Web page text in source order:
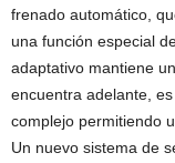
frenado automático,
una función especial
adaptativo mantiene
encuentra adelante,
complejo permitiendo
Un nuevo sistema de